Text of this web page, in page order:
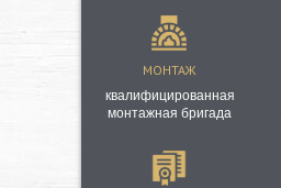
МОНТАЖ
квалифицированная
монтажная бригада